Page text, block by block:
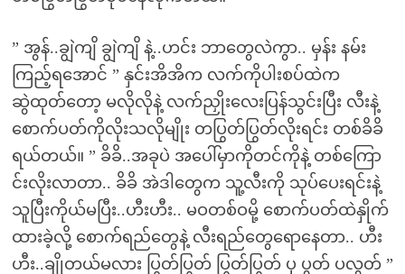
” အွန်..ချွဲကျိ ချွဲကျိ နဲ့..ဟင်း ဘာတွေလဲကွာ.. မှန်း နမ်း
ကြည့်ရအောင် ” နှင်းအိအိက လက်ကိုပါးစပ်ထဲက
ဆွဲထုတ်တော့ မလိုလိုနဲ့ လက်ညှိုးလေးပြန်သွင်းပြီး လီးနဲ့
စောက်ပတ်ကိုလိုးသလိုမျိုး တပြွတ်ပြွတ်လိုးရင်း တစ်ခိခိ
ရယ်တယ်။ ” ခိခိ..အခုပဲ အပေါ်မှာကိုတင်ကိုနဲ့ တစ်ကြော
င်းလိုးလာတာ.. ခိခိ အဲဒါတွေက သူ့လီးကို သုပ်ပေးရင်းနဲ့
သူပြီးကိုယ်မပြီး..ဟီးဟီး.. မဝတစ်ဝမို့ စောက်ပတ်ထဲနှိုက်
ထားခဲ့လို့ စောက်ရည်တွေနဲ့ လီးရည်တွေရောနေတာ.. ဟီး
ဟီး..ချိုတယ်မလား ပြွတ်ပြွတ် ပြွတ်ပြွတ် ပု ပွတ် ပလွတ် ”